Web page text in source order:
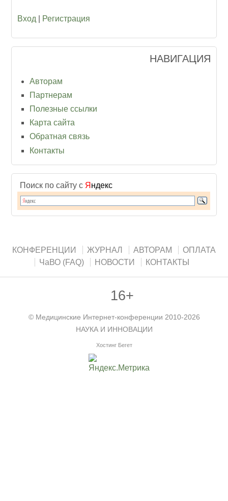
Вход Регистрация
НАВИГАЦИЯ
Авторам
Партнерам
Полезные ссылки
Карта сайта
Обратная связь
Контакты
Поиск по сайту с Я ндекс
КОНФЕРЕНЦИИ ЖУРНАЛ АВТОРАМ
ОПЛАТА
ЧаВО (FAQ)
НОВОСТИ КОНТАКТЫ
16+
© Медицинские Интернет-конференции 2010-2026
НАУКА И ИННОВАЦИИ
Хостинг Бегет